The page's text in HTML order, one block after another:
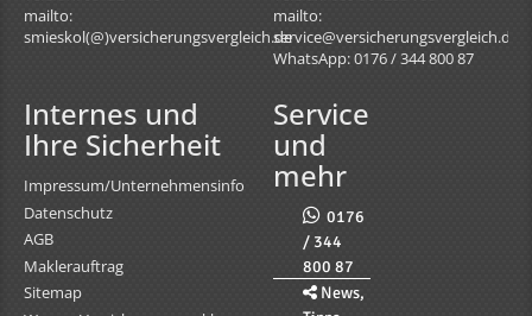
mailto:
smieskol(@)versicherungsvergleich.de
mailto:
service@versicherungsvergleich.de
WhatsApp: 0176 / 344 800 87
Internes und
Ihre Sicherheit
Impressum/Unternehmensinfo
Datenschutz
AGB
Maklerauftrag
Sitemap
Service
und
mehr
0176
/ 344
800 87
News,